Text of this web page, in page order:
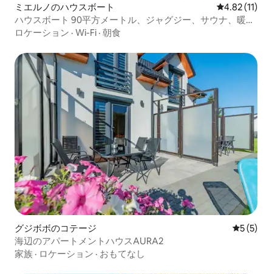
ミエルノのハウスボート レビュー11
4.82 (11)
ハウスボート 90平方メートル、ジャグジー、サウナ、暖
炉、朝食
ロケーション · Wi-Fi · 朝食
グジボボのコテージ レビュー
5 (5)
海辺のアパートメントハウスAURA2
家族 · ロケーション · おもてなし